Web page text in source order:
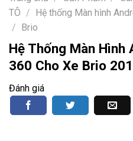
TÔ / Hệ thống Màn hình
/
Brio
Hệ Thống Màn Hình
360 Cho Xe Brio
Đánh giá